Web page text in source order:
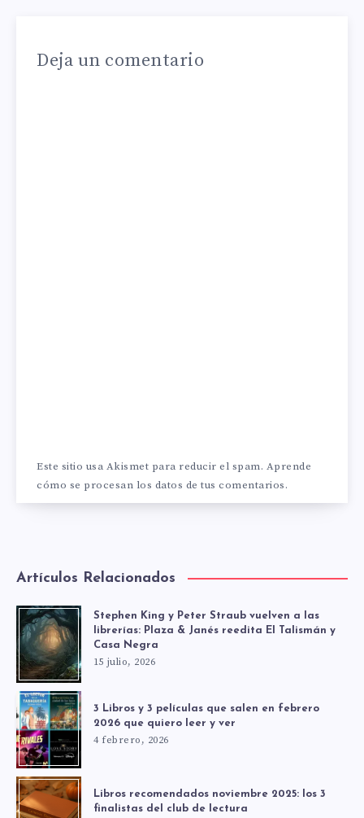
Deja un comentario
Este sitio usa Akismet para reducir el spam. Aprende
cómo se procesan los datos de tus comentarios.
Artículos Relacionados
Stephen King y Peter Straub vuelven a las
librerías: Plaza & Janés reedita El Talismán y
Casa Negra
15 julio, 2026
3 Libros y 3 películas que salen en febrero
2026 que quiero leer y ver
4 febrero, 2026
Libros recomendados noviembre 2025: los 3
finalistas del club de lectura